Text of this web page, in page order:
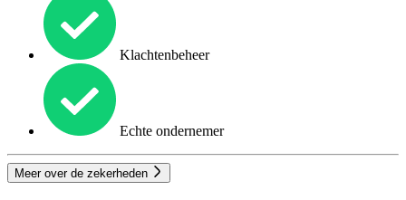
Klachtenbeheer
Echte ondernemer
Meer over de zekerheden